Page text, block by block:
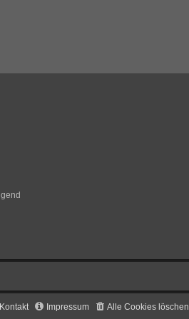
Alle Cookies löschen
Impressum
Kontakt